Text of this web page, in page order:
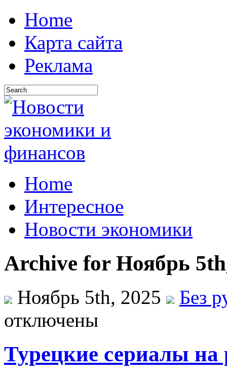
Home
Карта сайта
Реклама
Home
Интересное
Новости экономики
Archive for Ноябрь
Ноябрь 5th, 2025
Без
отключены
Турецкие сериалы на